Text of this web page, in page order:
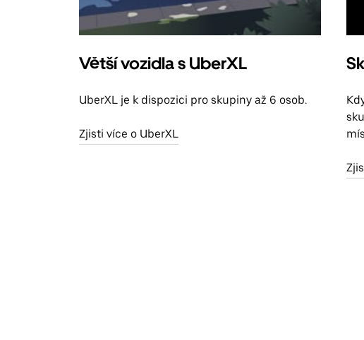
Větší vozidla s UberXL
UberXL je k dispozici pro skupiny až 6 osob.
Zjisti více o UberXL